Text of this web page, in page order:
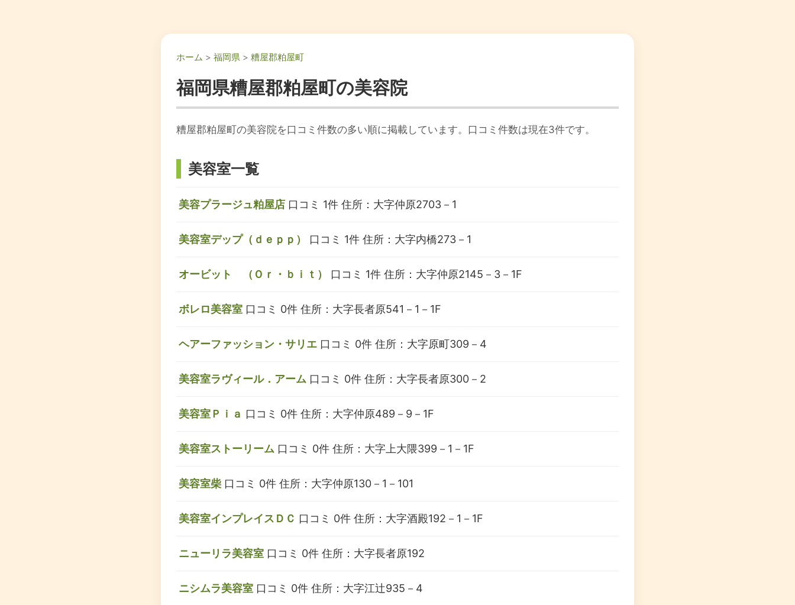
ホーム > 福岡県 > 糟屋郡粕屋町
福岡県糟屋郡粕屋町の美容院
糟屋郡粕屋町の美容院を口コミ件数の多い順に掲載しています。口コミ件数は現在3件です。
美容室一覧
美容プラージュ粕屋店 口コミ 1件 住所：大字仲原2703－1
美容室デップ（ｄｅｐｐ） 口コミ 1件 住所：大字内橋273－1
オービット （Ｏｒ・ｂｉｔ） 口コミ 1件 住所：大字仲原2145－3－1F
ボレロ美容室 口コミ 0件 住所：大字長者原541－1－1F
ヘアーファッション・サリエ 口コミ 0件 住所：大字原町309－4
美容室ラヴィール．アーム 口コミ 0件 住所：大字長者原300－2
美容室Ｐｉａ 口コミ 0件 住所：大字仲原489－9－1F
美容室ストーリーム 口コミ 0件 住所：大字上大隈399－1－1F
美容室柴 口コミ 0件 住所：大字仲原130－1－101
美容室インプレイスＤＣ 口コミ 0件 住所：大字酒殿192－1－1F
ニューリラ美容室 口コミ 0件 住所：大字長者原192
ニシムラ美容室 口コミ 0件 住所：大字江辻935－4